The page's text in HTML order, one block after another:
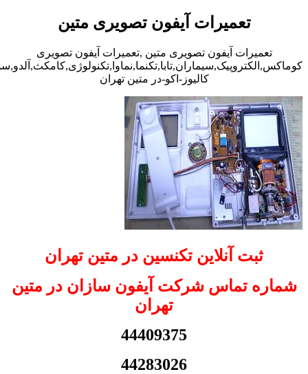
تعمیرات آیفون تصویری متین
تعمیرات آیفون تصویری متین ,تعمیرات آیفون تصویری
کالیوز-اکو-در متین تهران
ثبت آنلاین تکنسین در متین تهران
شماره تماس شرکت آیفون سازان در متین
تهران
44409375
44283026